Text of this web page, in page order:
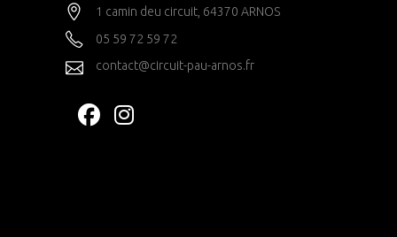
1 camin deu circuit, 64370 ARNOS
05 59 72 59 72
contact@circuit-pau-arnos.fr